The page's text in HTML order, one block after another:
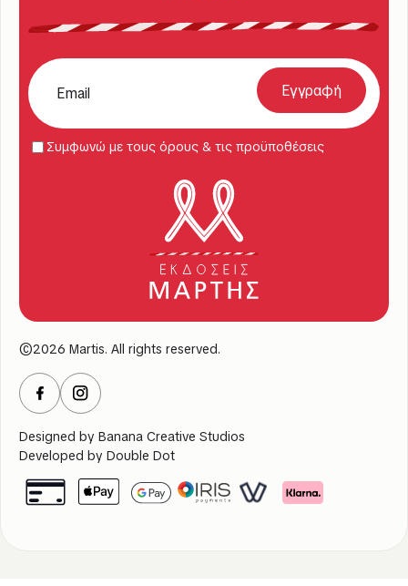
Συμφωνώ με τους όρους & τις προϋποθέσεις
©2026 Martis. All rights reserved.
Designed by Banana Creative Studios
Developed by Double Dot